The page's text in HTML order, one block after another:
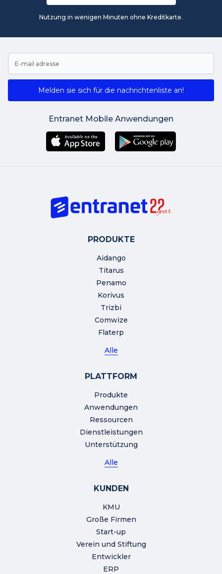
Nutzung in wenigen Minuten ohne Kreditkarte.
Melden sie sich für die nachrichtenliste an!
Entranet Mobile Anwendungen
PRODUKTE
Aidango
Titarus
Penamo
Korivus
Trizbi
Comwize
Flaterp
Alle
PLATTFORM
Produkte
Anwendungen
Ressourcen
Dienstleistungen
Unterstützung
Alle
KUNDEN
KMU
Große Firmen
Start-up
Verein und Stiftung
Entwickler
ERP